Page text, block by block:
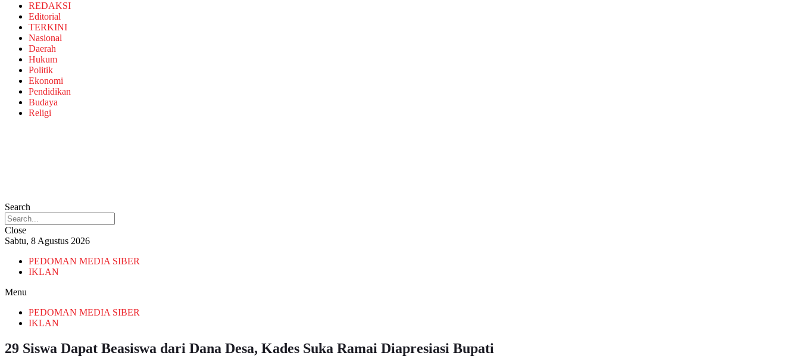
REDAKSI
Editorial
TERKINI
Nasional
Daerah
Hukum
Politik
Ekonomi
Pendidikan
Budaya
Religi
Search
Close
Sabtu, 8 Agustus 2026
PEDOMAN MEDIA SIBER
IKLAN
Menu
PEDOMAN MEDIA SIBER
IKLAN
29 Siswa Dapat Beasiswa dari Dana Desa, Kades Suka Ramai Diapresiasi Bupati